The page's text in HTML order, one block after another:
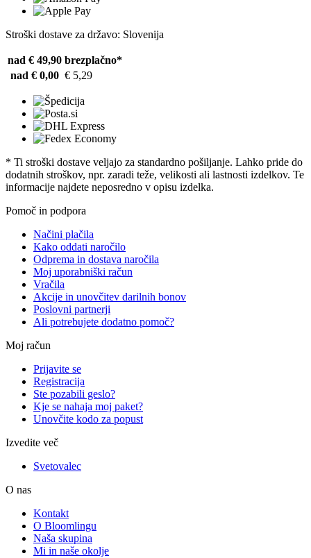
Stroški dostave za državo: Slovenija
nad € 49,90 brezplačno*
nad € 0,00 € 5,29
* Ti stroški dostave veljajo za standardno pošiljanje. Lahko pride do
dodatnih stroškov, npr. zaradi teže, velikosti ali lastnosti izdelkov. Te
informacije najdete neposredno v opisu izdelka.
Pomoč in podpora
Načini plačila
Kako oddati naročilo
Odprema in dostava naročila
Moj uporabniški račun
Vračila
Akcije in unovčitev darilnih bonov
Poslovni partnerji
Ali potrebujete dodatno pomoč?
Moj račun
Prijavite se
Registracija
Ste pozabili geslo?
Kje se nahaja moj paket?
Unovčite kodo za popust
Izvedite več
Svetovalec
O nas
Kontakt
O Bloomlingu
Naša skupina
Mi in naše okolje